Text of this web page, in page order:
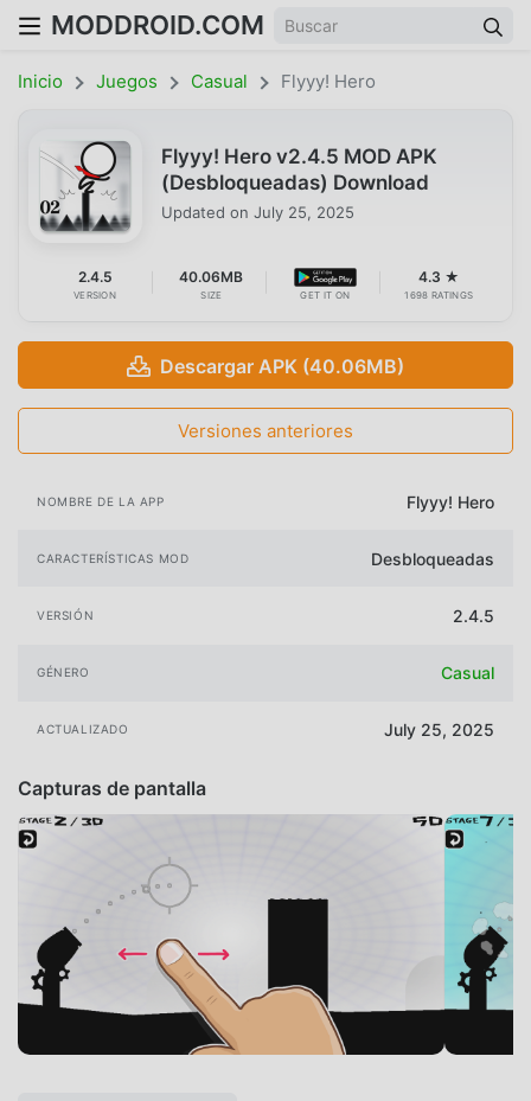
MODDROID.COM
Inicio Juegos Casual Flyyy! Hero
Flyyy! Hero v2.4.5 MOD APK
(Desbloqueadas) Download
Updated on July 25, 2025
2.4.5
VERSION
40.06MB
SIZE GET IT ON
4.3 ★
1698 RATINGS
Descargar APK (40.06MB)
Versiones anteriores
NOMBRE DE LA APP Flyyy! Hero
CARACTERÍSTICAS MOD Desbloqueadas
VERSIÓN 2.4.5
GÉNERO Casual
ACTUALIZADO July 25, 2025
Capturas de pantalla